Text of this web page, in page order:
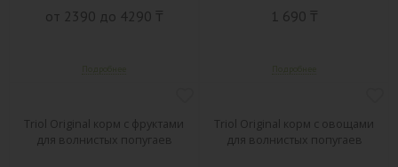
от 2390 до 4290 ₸ 1 690 ₸
Triol Original корм с фруктами
для волнистых попугаев
Triol Original корм с овощами
для волнистых попугаев